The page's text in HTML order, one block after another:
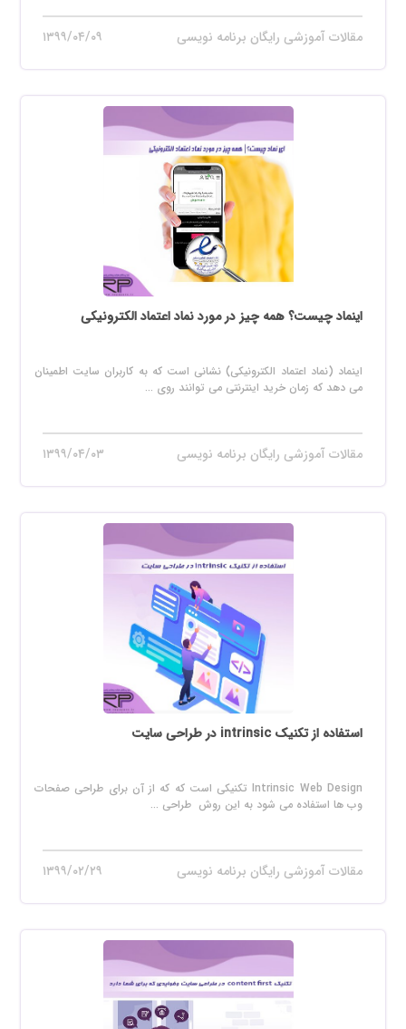
مقالات آموزشی رایگان برنامه نویسی ۱۳۹۹/۰۴/۰۹
اینماد چیست؟ همه چیز در مورد نماد اعتماد الکترونیکی
اینماد (نماد اعتماد الکترونیکی) نشانی است که به کاربران سایت اطمینان
می دهد که زمان خرید اینترنتی می توانند روی ...
مقالات آموزشی رایگان برنامه نویسی ۱۳۹۹/۰۴/۰۳
استفاده از تکنیک intrinsic در طراحی سایت
Intrinsic Web Design تکنیکی است که که از آن برای طراحی صفحات
وب ها استفاده می شود به این روش طراحی ...
مقالات آموزشی رایگان برنامه نویسی ۱۳۹۹/۰۲/۲۹